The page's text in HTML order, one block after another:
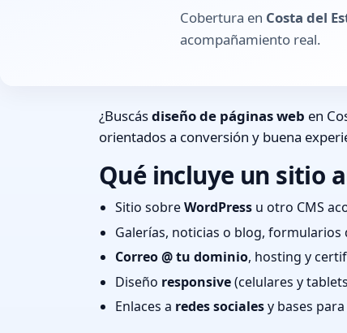
Cobertura en Costa del
acompañamiento real.
¿Buscásdiseño de páginas web en
orientados a conversión y buena
Qué incluye un sitio
Sitio sobreWordPress u otro CMS
Galerías, noticias o blog,
Correo @ tu dominio, hosting y
Diseño responsive(celulares y
Enlaces a redes socialesy bases para